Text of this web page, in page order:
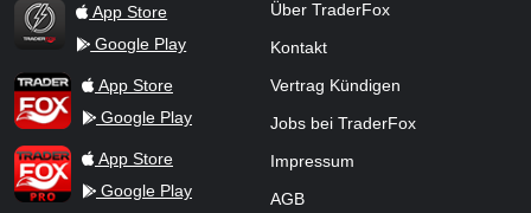
TraderFox Flash
App Store
Google Play
TraderFox AppApp Store
Google Play
TraderFox ProApp Store
Google Play
Über TraderFox
Kontakt
Vertrag Kündigen
Jobs bei TraderFox
Impressum
AGB